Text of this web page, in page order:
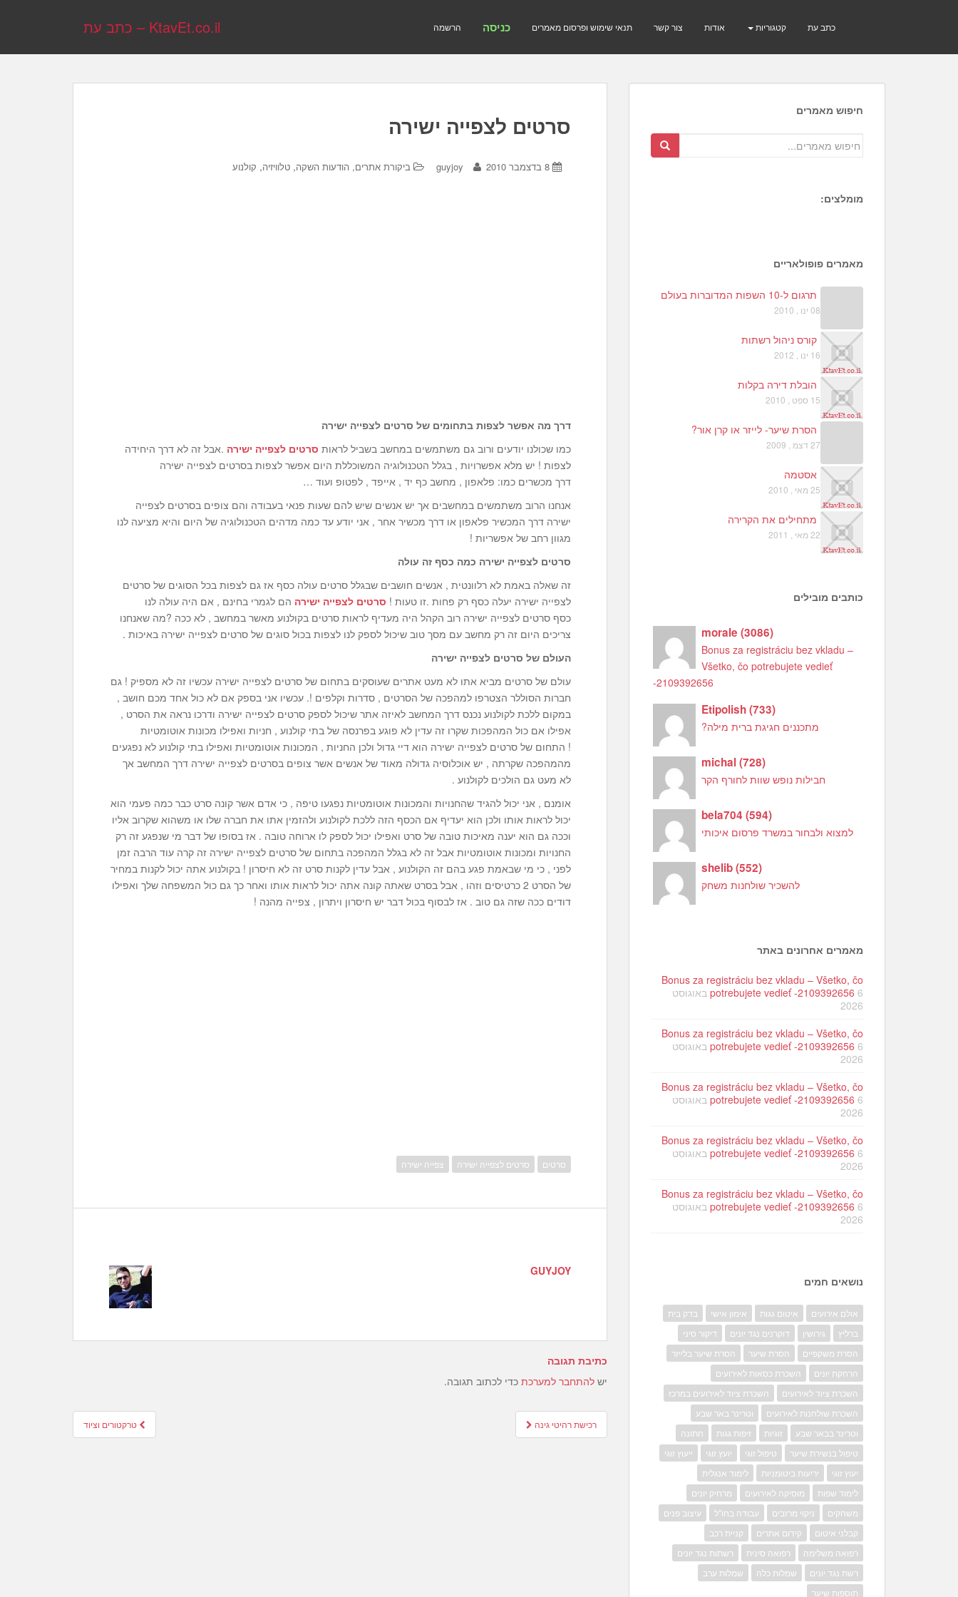
KtavEt.co.il – כתב עת הרשמה כניסה תנאי שימוש ופרסום מאמרים צור קשר אודות קטגוריות כתב עת
סרטים לצפייה ישירה
8 בדצמבר 2010 guyjoy ביקורת אתרים, הודעות השקה, טלוויזיה, קולנוע
דרך מה אפשר לצפות בתחומים של סרטים לצפייה ישירה
כמו שכולנו יודעים ורוב גם משתמשים במחשב בשביל לראות סרטים לצפייה ישירה .אבל זה לא דרך היחידה
לצפות ! יש מלא אפשרויות , בגלל הטכנולוגיה המשוכללת היום אפשר לצפות בסרטים לצפייה ישירה
דרך מכשרים כמו: פלאפון , מחשב כף יד , אייפד , לפטופ ועוד …
אנחנו הרוב משתמשים במחשבים אך יש אנשים שיש להם שעות פנאי בעבודה והם צופים בסרטים לצפייה
ישירה דרך המכשיר פלאפון או דרך מכשיר אחר , אני יודע עד כמה מדהים הטכנולוגיה של היום והיא מציעה לנו
מגוון רחב של אפשריות !
סרטים לצפייה ישירה כמה כסף זה עולה
זה שאלה באמת לא רלוונטית , אנשים חושבים שבגלל סרטים עולה כסף אז גם לצפות בכל הסוגים של סרטים
לצפייה ישירה יעלה כסף רק פחות .זו טעות ! סרטים לצפייה ישירה הם לגמרי בחינם , אם היה עולה לנו
כסף סרטים לצפייה ישירה רוב הקהל היה מעדיף לראות סרטים בקולנוע מאשר במחשב , לא ככה ?מה שאנחנו
צריכים היום זה רק מחשב עם מסך טוב שיכול לספק לנו לצפות בכול סוגים של סרטים לצפייה ישירה באיכות .
העולם של סרטים לצפייה ישירה
עולם של סרטים מביא אתו לא מעט אתרים שעוסקים בתחום של סרטים לצפייה ישירה עכשיו זה לא מספיק ! גם
חברות הסוללר הצטרפו למהפכה של הסרטים , סדרות וקלפים !. עכשיו אני בספק אם לא כול אחד מכם חושב ,
במקום ללכת לקולנוע נכנס דרך המחשב לאיזה אתר שיכול לספק סרטים לצפייה ישירה ודרכו נראה את הסרט ,
אפילו אם כול המהפכות שקרו זה עדין לא פוגע בפרנסה של בתי קולנוע , חניות ואפילו מכונות אוטומטיות
! התחום של סרטים לצפייה ישירה הוא דיי גדול ולכן החניות , המכונות אוטומטיות ואפילו בתי קולנוע לא נפגעים
מהמהפכה שקרתה , יש אוכלוסיה גדולה מאוד של אנשים אשר צופים בסרטים לצפייה ישירה דרך המחשב אך
לא מעט גם הולכים לקולנוע .
אומנם , אני יכול להגיד שהחנויות והמכונות אוטומטיות נפגעו טיפה , כי אדם אשר קונה סרט כבר כמה פעמי הוא
יכול לראות אותו ולכן הוא יעדיף אם הכסף הזה ללכת לקולנוע ולהזמין אתו את חברה שלו או משהוא שקרוב אליו
וככה גם הוא יענה מאיכות טובה של סרט ואפילו יכול לספק לו ארוחה טובה . אז בסופו של דבר מי שנפגע זה רק
החנויות ומכונות אוטומטיות אבל זה לא בגלל המהפכה בתחום של סרטים לצפייה ישירה זה קרה עוד הרבה זמן
לפני , כי מי שבאמת פגע בהם זה הקולנוע , אבל עדין לקנות סרט זה לא חיסרון ! בקולנוע אתה יכול לקנות במחיר
של הסרט 2 כרטיסים וזהו , אבל בסרט שאתה קונה אתה יכול לראות אותו ואחר כך גם כול המשפחה שלך ואפילו
דודים ככה שזה גם טוב . אז לבסוף בכול דבר יש חיסרון ויתרון , צפייה מהנה !
סרטים סרטים לצפייה ישירה צפייה ישירה
GUYJOY
כתיבת תגובה
יש להתחבר למערכת כדי לכתוב תגובה.
Post
navigation
טרקטורים וציוד רכישת רהיטי גינה
חיפוש מאמרים
מומלצים:
מאמרים פופולאריים
תרגום ל-10 השפות המדוברות בעולם
08 ינו , 2010
קורס ניהול רשתות
16 ינו , 2012
הובלת דירה בקלות
15 ספט , 2010
הסרת שיער- לייזר או קרן אור?
27 דצמ , 2009
אסטמה
25 מאי , 2010
מתחילים את הקרירה
22 מאי , 2011
כותבים מובילים
morale(3086)
Bonus za registráciu bez vkladu –
Všetko, čo potrebujete vedieť
-2109392656
Etipolish(733)
מתכננים חגיגת ברית מילה?
michal(728)
חבילות נופש שוות לחורף הקר
bela704(594)
למצוא ולבחור במשרד פרסום איכותי
shelib(552)
להשכיר שולחנות משחק
מאמרים אחרונים באתר
Bonus za registráciu bez vkladu – Všetko, čo
potrebujete vedieť -2109392656 6 באוגוסט
2026
Bonus za registráciu bez vkladu – Všetko, čo
potrebujete vedieť -2109392656 6 באוגוסט
2026
Bonus za registráciu bez vkladu – Všetko, čo
potrebujete vedieť -2109392656 6 באוגוסט
2026
Bonus za registráciu bez vkladu – Všetko, čo
potrebujete vedieť -2109392656 6 באוגוסט
2026
Bonus za registráciu bez vkladu – Všetko, čo
potrebujete vedieť -2109392656 6 באוגוסט
2026
נושאים חמים
אולם אירועים איטום גגות אימון אישי
בדק בית
ברליץ
גירושין דוקרנים נגד יונים
דיקור סיני
הסרת משקפיים
הסרת שיער
הסרת שיער בלייזר
הרחקת יונים
השכרת כסאות לאירועים
השכרת ציוד לאירועים
השכרת ציוד לאירועים במרכז
השכרת שולחנות לאירועים
וטרינר באר שבע
וטרינר בבאר שבע
זוגיות זיפות גגות
חתונה
טיפול בנשירת שיער
טיפול זוגי יועץ זוגי
ייעוץ זוגי
יעוץ זוגי
יריעות ביטומניות
לימוד אנגלית
לימוד שפות
מוסיקה לאירועים
מרחיק יונים
משחקים
ניקוי מרזבים עבודה בחו"ל
עיצוב פנים
קבלני איטום
קידום אתרים
קניית רכב
רפואה משלימה
רפואה סינית
רשתות נגד יונים
רשת נגד יונים
שמלות כלה
שמלות ערב
תוספות שיער